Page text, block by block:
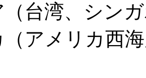
（台湾、シン
（アメリカ西